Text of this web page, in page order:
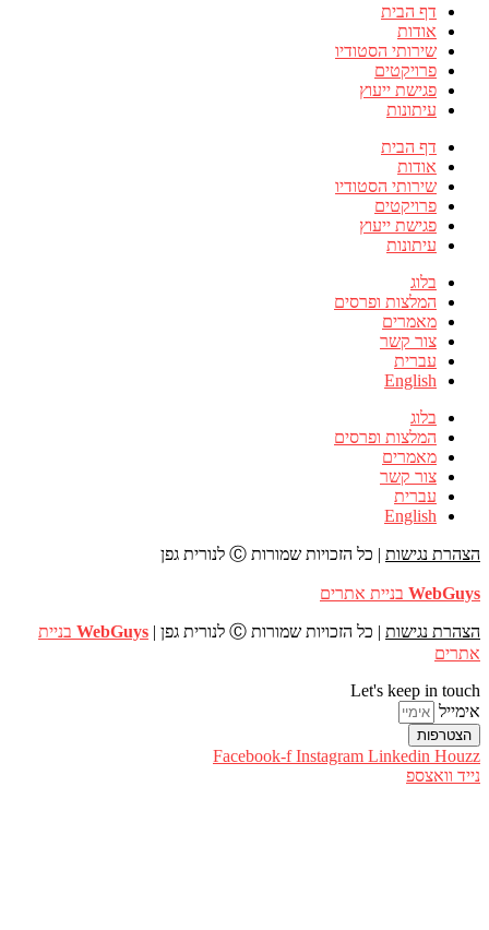
דף הבית
אודות
שירותי הסטודיו
פרויקטים
פגישת ייעוץ
עיתונות
דף הבית
אודות
שירותי הסטודיו
פרויקטים
פגישת ייעוץ
עיתונות
בלוג
המלצות ופרסים
מאמרים
צור קשר
עברית
English
בלוג
המלצות ופרסים
מאמרים
צור קשר
עברית
English
הצהרת נגישות| כל הזכויות שמורות Ⓒ לנורית גפן
WebGuys בניית אתרים
הצהרת נגישות| כל הזכויות שמורות Ⓒ לנורית גפן | WebGuys בניית
אתרים
Let's keep in touch
אימייל
הצטרפות
Facebook-f Instagram Linkedin Houzz
נייד וואצספ